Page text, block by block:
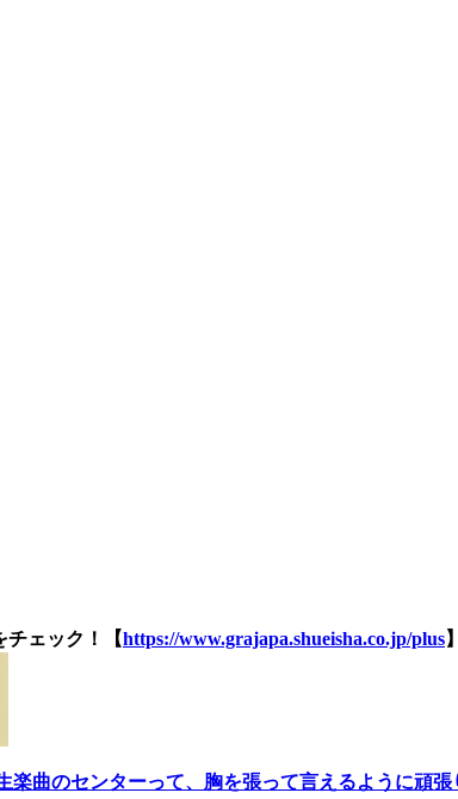
チェック！【https://www.grajapa.shueisha.co.jp/plus
曲のセンターって、胸を張って言えるように頑張